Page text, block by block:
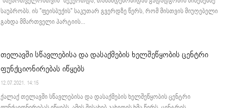
საუბრობს. ის "ფეისბუქის" საკუთარ გვერდზე წერს, რომ მისთვის მიუღებელი
გახდა მმართველი პარტიის...
თელავში სწავლებისა და დასაქმების ხელშეწყობის ცენტრი
ფუნქციონირებას იწყებს
12.07.2021. 14:15
ქალაქ თელავში სწავლებისა და დასაქმების ხელშეწყობის ცენტრი